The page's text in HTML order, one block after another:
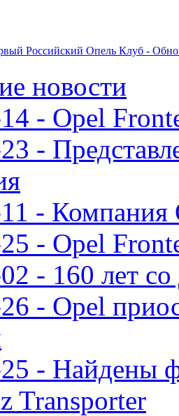
Российский Опель Клуб -
новости
- Opel
-
- Компания
- Opel
- 160 лет
- Opel
- Найдены
Transporter